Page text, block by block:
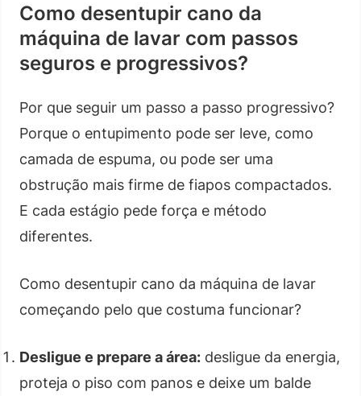
Como desentupir cano da
máquina de lavar com passos
seguros e progressivos?
Por que seguir um passo a passo progressivo?
Porque o entupimento pode ser leve, como
camada de espuma, ou pode ser uma
obstrução mais firme de fiapos compactados.
E cada estágio pede força e método
diferentes.
Como desentupir cano da máquina de lavar
começando pelo que costuma funcionar?
Desligue e prepare a área: desligue da energia,
proteja o piso com panos e deixe um balde